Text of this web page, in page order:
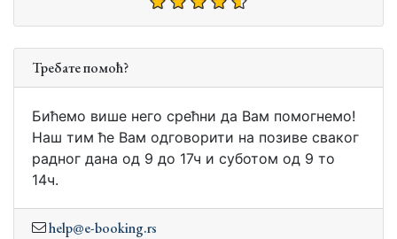
Требате помоћ?
Бићемо више него срећни да Вам помогнемо!
Наш тим ће Вам одговорити на позиве сваког
радног дана од 9 до 17ч и суботом од 9 то
14ч.
help@e-booking.rs